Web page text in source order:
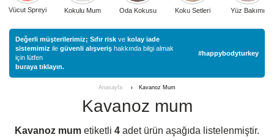
Vücut Spreyi Kokulu Mum Oda Kokusu Koku Setleri Yüz Bakımı
Değerli müşterilerimiz; Sıfır risk ve kolay iade
sistemimiz ile güvenli alışveriş hakkında bilgi almak
için lütfen
buraya tıklayın.
#happybodyturkey
Anasayfa Kavanoz Mum
Kavanoz mum
Kavanoz mum etiketli 4 adet ürün aşağıda listelenmiştir.